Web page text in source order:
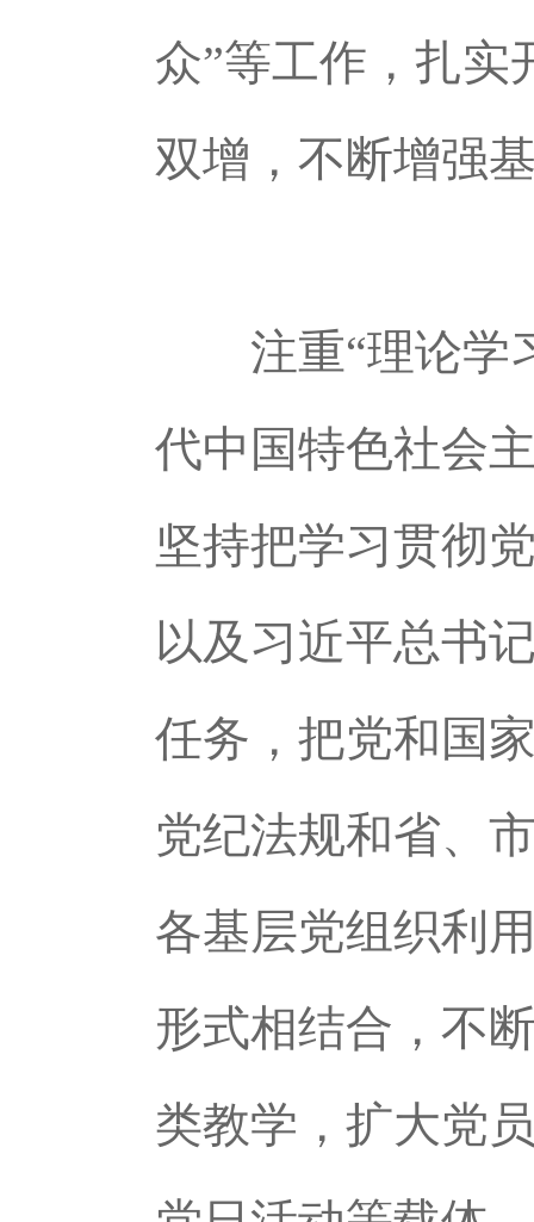
众”等工作，扎实
双增，不断增强
注重“理论学
代中国特色社会
坚持把学习贯彻
以及习近平总书
任务，把党和国
党纪法规和省、
各基层党组织利
形式相结合，不
类教学，扩大党